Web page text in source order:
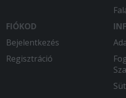
FIÓKOD
Bejelentkezés
Regisztráció